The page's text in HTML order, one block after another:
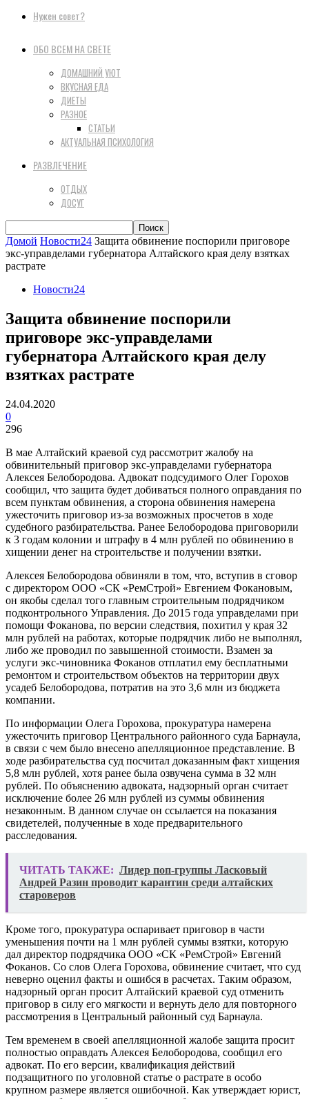
Нужен совет?
ОБО ВСЕМ НА СВЕТЕ
ДОМАШНИЙ УЮТ
ВКУСНАЯ ЕДА
ДИЕТЫ
РАЗНОЕ
СТАТЬИ
АКТУАЛЬНАЯ ПСИХОЛОГИЯ
РАЗВЛЕЧЕНИЕ
ОТДЫХ
ДОСУГ
Домой Новости24 Защита обвинение поспорили приговоре
экс-управделами губернатора Алтайского края делу взятках
растрате
Новости24
Защита обвинение поспорили
приговоре экс-управделами
губернатора Алтайского края делу
взятках растрате
24.04.2020
0
296
В мае Алтайский краевой суд рассмотрит жалобу на
обвинительный приговор экс-управделами губернатора
Алексея Белобородова. Адвокат подсудимого Олег Горохов
сообщил, что защита будет добиваться полного оправдания по
всем пунктам обвинения, а сторона обвинения намерена
ужесточить приговор из-за возможных просчетов в ходе
судебного разбирательства. Ранее Белобородова приговорили
к 3 годам колонии и штрафу в 4 млн рублей по обвинению в
хищении денег на строительстве и получении взятки.
Алексея Белобородова обвиняли в том, что, вступив в сговор
с директором ООО «СК «РемСтрой» Евгением Фокановым,
он якобы сделал того главным строительным подрядчиком
подконтрольного Управления. До 2015 года управделами при
помощи Фоканова, по версии следствия, похитил у края 32
млн рублей на работах, которые подрядчик либо не выполнял,
либо же проводил по завышенной стоимости. Взамен за
услуги экс-чиновника Фоканов отплатил ему бесплатными
ремонтом и строительством объектов на территории двух
усадеб Белобородова, потратив на это 3,6 млн из бюджета
компании.
По информации Олега Горохова, прокуратура намерена
ужесточить приговор Центрального районного суда Барнаула,
в связи с чем было внесено апелляционное представление. В
ходе разбирательства суд посчитал доказанным факт хищения
5,8 млн рублей, хотя ранее была озвучена сумма в 32 млн
рублей. По объяснению адвоката, надзорный орган считает
исключение более 26 млн рублей из суммы обвинения
незаконным. В данном случае он ссылается на показания
свидетелей, полученные в ходе предварительного
расследования.
ЧИТАТЬ ТАКЖЕ: Лидер поп-группы Ласковый
Андрей Разин проводит карантин среди алтайских
староверов
Кроме того, прокуратура оспаривает приговор в части
уменьшения почти на 1 млн рублей суммы взятки, которую
дал директор подрядчика ООО «СК «РемСтрой» Евгений
Фоканов. Со слов Олега Горохова, обвинение считает, что суд
неверно оценил факты и ошибся в расчетах. Таким образом,
надзорный орган просит Алтайский краевой суд отменить
приговор в силу его мягкости и вернуть дело для повторного
рассмотрения в Центральный районный суд Барнаула.
Тем временем в своей апелляционной жалобе защита просит
полностью оправдать Алексея Белобородова, сообщил его
адвокат. По его версии, квалификация действий
подзащитного по уголовной статье о растрате в особо
крупном размере является ошибочной. Как утверждает юрист,